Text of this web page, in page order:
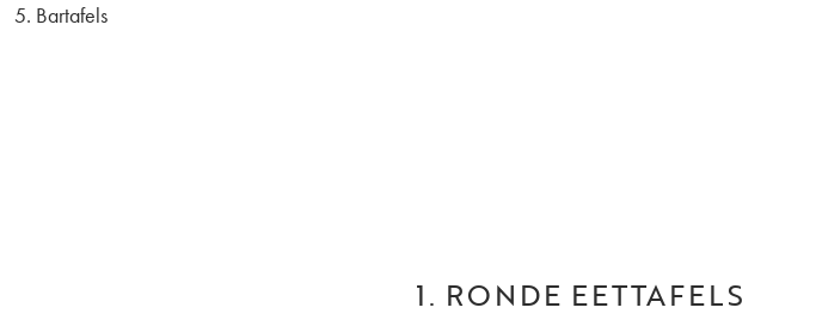
5. Bartafels
1. RONDE EETTAFELS